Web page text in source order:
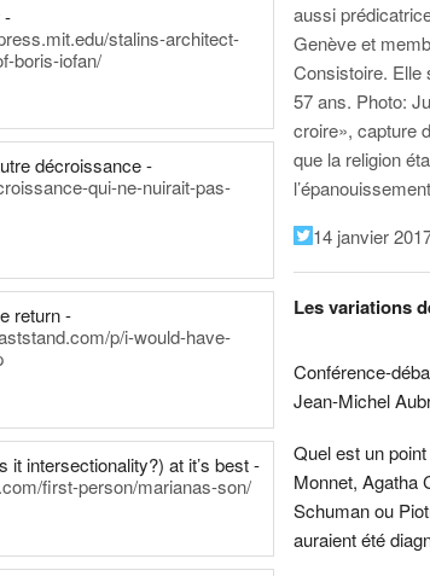
-
stalins-architect-
boris-iofan/
décroissance -
qui-ne-nuirait-pas-
return -
p/i-would-have-
it intersectionality?) at it’s best -
first-person/marianas-son/
aussi
Genève et
Consistoire. Elle
57 ans. Photo:
croire», capture
que la religion
14 janvier
Les variations
Conférence-
Jean-Michel
Quel est un
Monnet, Agatha
Schuman ou
auraient été